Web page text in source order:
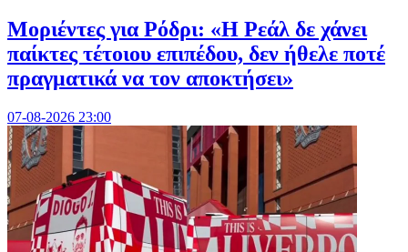
Μοριέντες για Ρόδρι: «Η Ρεάλ δε χάνει
παίκτες τέτοιου επιπέδου, δεν ήθελε ποτέ
πραγματικά να τον αποκτήσει»
07-08-2026 23:00